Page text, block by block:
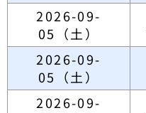
2026-09-
05（土）
2026-09-
05（土）
2026-09-